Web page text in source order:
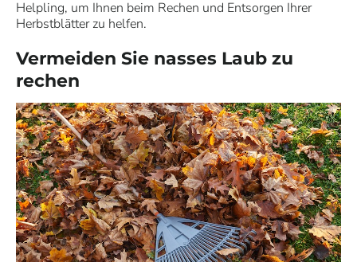
Helpling, um Ihnen beim Rechen und Entsorgen Ihrer
Herbstblätter zu helfen.
Vermeiden Sie nasses Laub zu
rechen